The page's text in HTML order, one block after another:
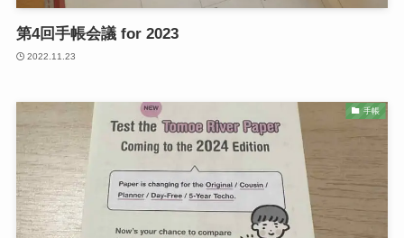
第4回手帳会議 for 2023
2022.11.23
手帳